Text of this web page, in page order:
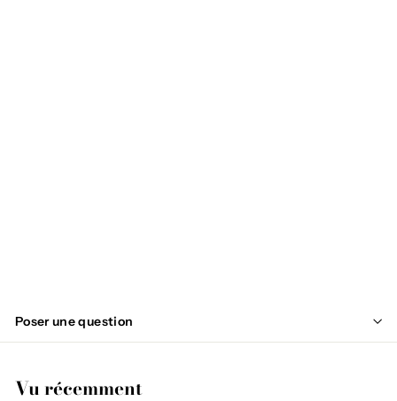
9
5
Poser une question
Vu récemment